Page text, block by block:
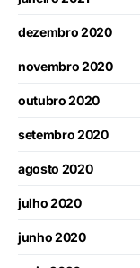
dezembro 2020
novembro 2020
outubro 2020
setembro 2020
agosto 2020
julho 2020
junho 2020